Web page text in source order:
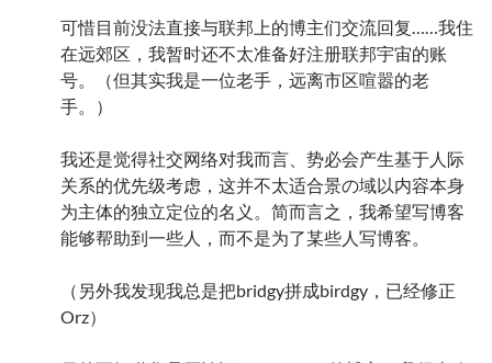
可惜目前没法直接与联邦上的博主们交流回复……我住
在远郊区，我暂时还不太准备好注册联邦宇宙的账
号。（但其实我是一位老手，远离市区喧嚣的老
手。）
我还是觉得社交网络对我而言、势必会产生基于人际
关系的优先级考虑，这并不太适合景の域以内容本身
为主体的独立定位的名义。简而言之，我希望写博客
能够帮助到一些人，而不是为了某些人写博客。
（另外我发现我总是把bridgy拼成birdgy，已经修正
Orz）